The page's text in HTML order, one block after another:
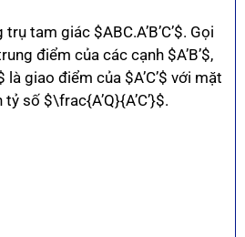
tam giác $ABC.A’B’C’$. Gọi
điểm của các cạnh $A’B’$,
là giao điểm của $A’C’$ với mặt
số $\frac{A’Q}{A’C’}$.